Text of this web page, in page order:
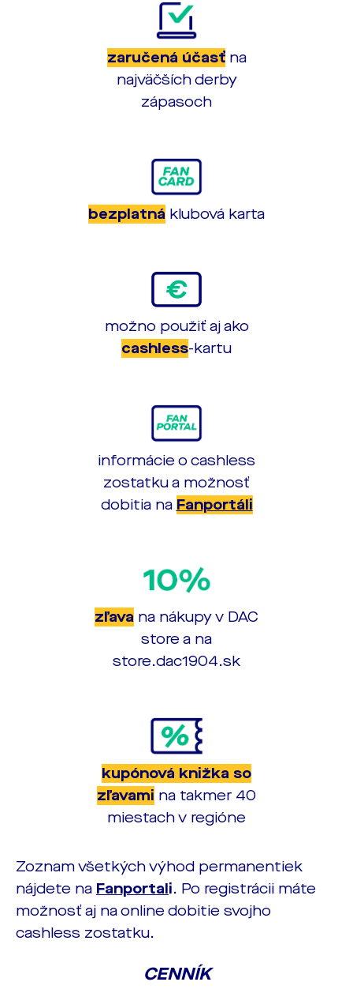
zaručená účasťna
najväčších derby
zápasoch
bezplatná klubová karta
možno použiť aj ako
cashless-kartu
informácie o cashless
zostatku a možnosť
dobitia na Fanportáli
zľava na nákupy v DAC
store a na
store.dac1904.sk
kupónová knižka so
zľavami na takmer 40
miestach v regióne
Zoznam všetkých výhod permanentiek
nájdete na Fanportali. Po registrácii máte
možnosť aj na online dobitie svojho
cashless zostatku.
CENNÍK